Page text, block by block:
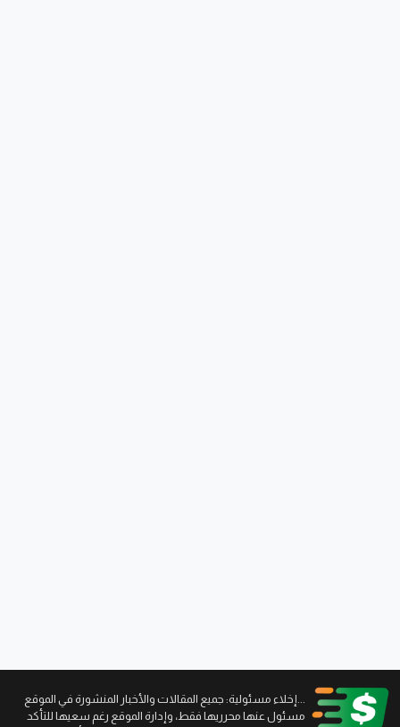
...إخلاء مسئولية: جميع المقالات والأخبار المنشورة في الموقع
مسئول عنها محرريها فقط، وإدارة الموقع رغم سعيها للتأكد